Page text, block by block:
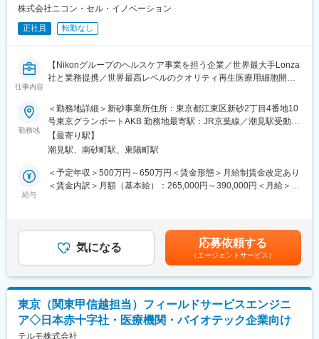
変更の範囲：会社の定める業務
受託製造分野で世界最大級の事業規模を誇るLonza社と、日本の
細胞受託生産に関する戦略的業務提携契約を締結。
ニコンが有する光学/画像解析技術と精密機器製造の実績と、
Lonza社の細胞生産技術のノウハウを活かした事業を展開してい
ます。
Lonza社がもつネットワークも活かせるため、双方の技術移管、
全世界への製品供給が可能な体制になっています。
変更の範囲：会社の定める業務
株式会社ニコン・セル・イノベーション
正社員 転勤なし
仕事内容
【Nikonグループのヘルスケア事業を担う企業／世界最大手Lonza
社と業務提携／世界最高レベルのクオリティ再生医療用細胞開
【はじめに】
ニコングループの成長ドライバーの一つである再生医療・遺伝子
治療向けの細胞受託生産事業にて、品質試験担当を募集します。
製造された製品が有効性を発揮するために必要な要求特性を満た
しているかの試験を実施します。
【働き方】
勤務地への出社が基本となります。業務に慣れていただいた後は
【組織構成】
配属先の部署は3つのグループに分かれており、30名程度の組織
です。風通しが良く質問もしやすい環境です。
勤務地
＜勤務地詳細＞新砂事業所住所：東京都江東区新砂2丁目4番地10
号東京グランポートAKB 勤務地最寄駅：JR京葉線／潮見駅受動喫
煙対策：屋内全面禁煙変更の範囲：会社の定める事業所
【最寄り駅】
潮見駅、南砂町駅、東陽町駅
給与
＜予定年収＞500万円～650万円＜賃金形態＞月給制賃金改定あり
＜賃金内訳＞月額（基本給）：265,000円～390,000円＜月給＞
職の場合は対象外）賃金はあくまでも目安の金額であり、選考を
通じて上下する可能性があります。月給(月額)は固定手当を含めた
表記です。
気になる 応募依頼する
（エージェントサービス）
東京（関東甲信越担当）フィールドサービスエンジニ
ア◇日本赤十字社・医療機関・バイオテック企業向け
テルモ株式会社